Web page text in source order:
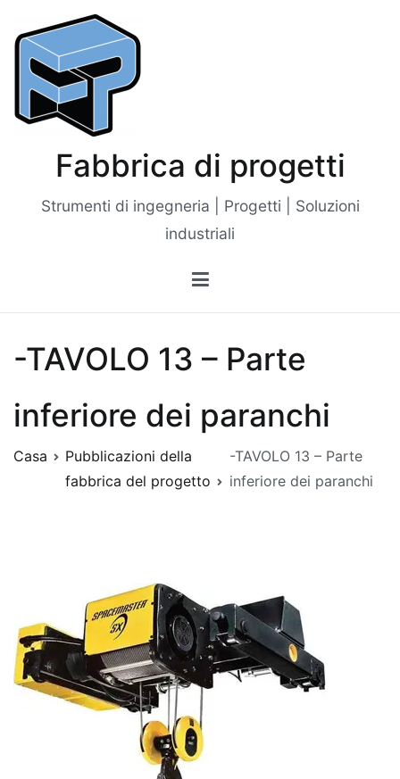
contenuto
Fabbrica di progetti
Strumenti di ingegneria | Progetti | Soluzioni
industriali
-TAVOLO 13 – Parte
inferiore dei paranchi
Casa
Pubblicazioni della
fabbrica del progetto
-TAVOLO 13 – Parte
inferiore dei paranchi